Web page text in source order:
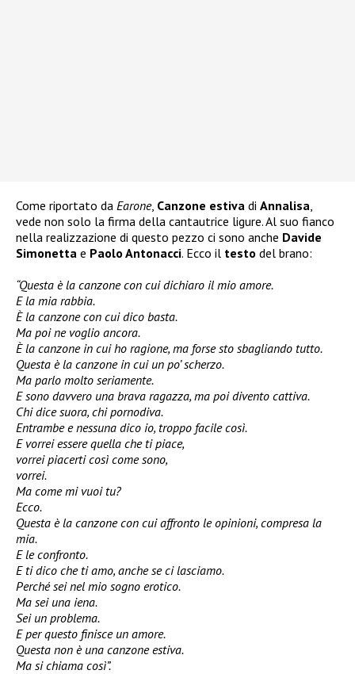
Come riportato da Earone, Canzone estiva di Annalisa
vede non solo la firma della cantautrice ligure. Al suo fianco
nella realizzazione di questo pezzo ci sono anche Davide
Simonetta e Paolo Antonacci. Ecco il testo del brano:
“Questa è la canzone con cui dichiaro il mio amore.
E la mia rabbia.
È la canzone con cui dico basta.
Ma poi ne voglio ancora.
È la canzone in cui ho ragione, ma forse sto sbagliando tutto.
Questa è la canzone in cui un po’ scherzo.
Ma parlo molto seriamente.
E sono davvero una brava ragazza, ma poi divento cattiva.
Chi dice suora, chi pornodiva.
Entrambe e nessuna dico io, troppo facile così.
E vorrei essere quella che ti piace,
vorrei piacerti così come sono,
vorrei.
Ma come mi vuoi tu?
Ecco.
Questa è la canzone con cui affronto le opinioni, compresa la
mia.
E le confronto.
E ti dico che ti amo, anche se ci lasciamo.
Perché sei nel mio sogno erotico.
Ma sei una iena.
Sei un problema.
E per questo finisce un amore.
Questa non è una canzone estiva.
Ma si chiama così”.